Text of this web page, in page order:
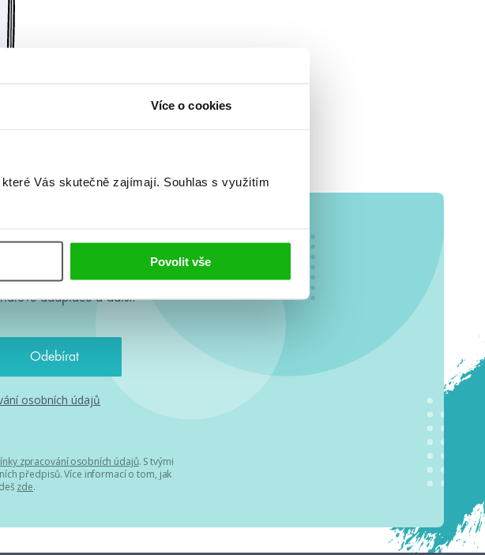
Více o cookies
Vás skutečně zajímají. Souhlas s využitím
Povolit vše
mailu! Nové knihy, co se
adaptace a další.
osobních údajů
zpracování osobních údajů. S tvými
předpisů. Více informací o tom, jak
zde.